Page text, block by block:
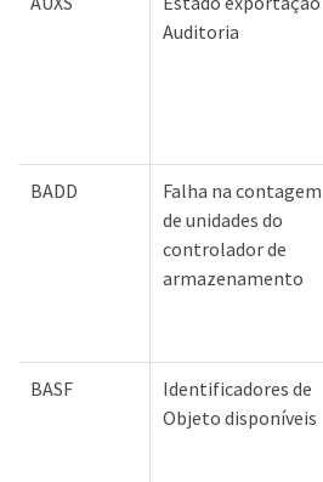
Auditoria
BADD
Falha na contagem
de unidades do
controlador de
armazenamento
BASF
Identificadores de
Objeto disponíveis